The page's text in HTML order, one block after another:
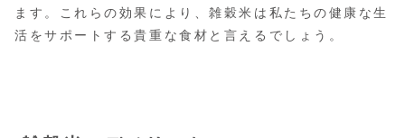
ます。これらの効果により、雑穀米は私たちの健康な生
活をサポートする貴重な食材と言えるでしょう。